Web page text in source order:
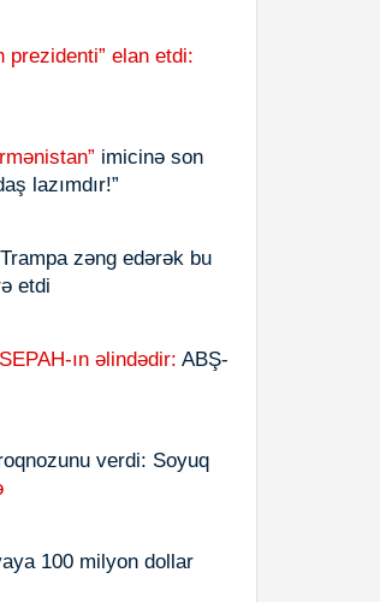
prezidenti” elan etdi:
imicinə son
lazımdır!”
zəng edərək bu
etdi
ın əlindədir: ABŞ-
verdi: Soyuq
100 milyon dollar